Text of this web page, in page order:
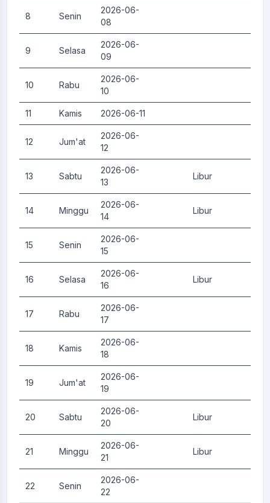
8 Senin
2026-06-
08
9 Selasa
2026-06-
09
10 Rabu
2026-06-
10
11 Kamis 2026-06-11
12 Jum'at
2026-06-
12
13 Sabtu
2026-06-
13
Libur
14 Minggu
2026-06-
14
Libur
15 Senin
2026-06-
15
16 Selasa
2026-06-
16
Libur
17 Rabu
2026-06-
17
18 Kamis
2026-06-
18
19 Jum'at
2026-06-
19
20 Sabtu
2026-06-
20
Libur
21 Minggu
2026-06-
21
Libur
22 Senin
2026-06-
22